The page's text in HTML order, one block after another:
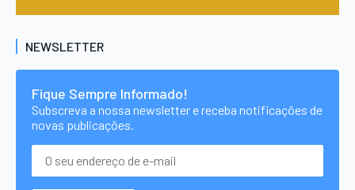
NEWSLETTER
Fique Sempre Informado!
Subscreva a nossa newsletter e receba notificações de
novas publicações.